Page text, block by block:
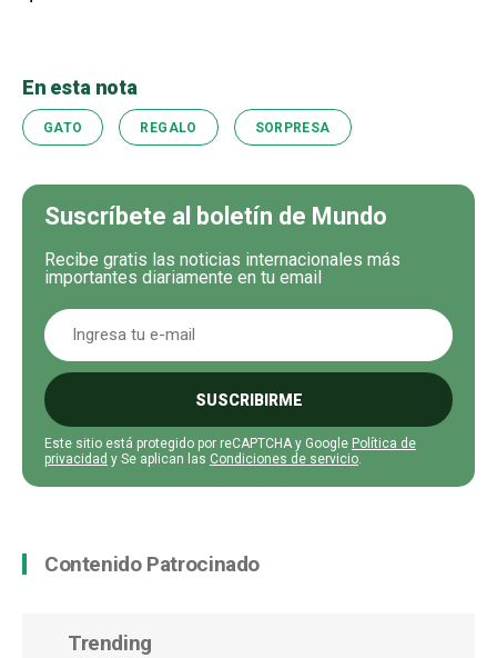
En esta nota
GATO REGALO SORPRESA
Suscríbete al boletín de Mundo
Recibe gratis las noticias internacionales más
importantes diariamente en tu email
SUSCRIBIRME
Este sitio está protegido por reCAPTCHA y Google Política de
privacidad y Se aplican las Condiciones de servicio.
Contenido Patrocinado
Trending